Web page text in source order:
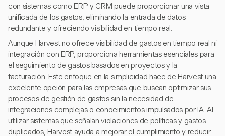
con sistemas como ERP y CRM puede proporcionar una vista
unificada de los gastos, eliminando la entrada de datos
redundante y ofreciendo visibilidad en tiempo real.
Aunque Harvest no ofrece visibilidad de gastos en tiempo real ni
integración con ERP, proporciona herramientas esenciales para
el seguimiento de gastos basados en proyectos y la
facturación. Este enfoque en la simplicidad hace de Harvest una
excelente opción para las empresas que buscan optimizar sus
procesos de gestión de gastos sin la necesidad de
integraciones complejas o conocimientos impulsados por IA. Al
utilizar sistemas que señalan violaciones de políticas y gastos
duplicados, Harvest ayuda a mejorar el cumplimiento y reducir